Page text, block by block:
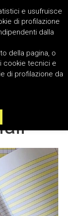
e usufruisce
di profilazione
dalla
della pagina, o
cookie tecnici e
di profilazione da